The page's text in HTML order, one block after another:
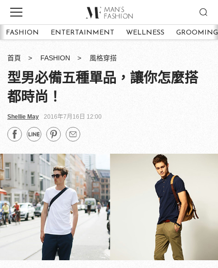
FASHION ENTERTAINMENT WELLNESS GROOMING
首頁 FASHION 風格穿搭
型男必備五種單品，讓你怎麼搭
都時尚！
Shellie May 2016年7月16日 12:00